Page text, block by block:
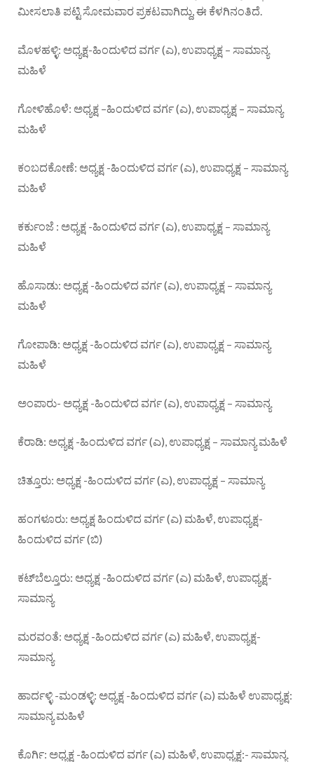
ಮೀಸಲಾತಿ ಪಟ್ಟಿ ಸೋಮವಾರ ಪ್ರಕಟವಾಗಿದ್ದು, ಈ ಕೆಳಗಿನಂತಿದೆ.
ಮೊಳಹಳ್ಳಿ: ಅಧ್ಯಕ್ಷ-ಹಿಂದುಳಿದ ವರ್ಗ (ಎ), ಉಪಾಧ್ಯಕ್ಷ – ಸಾಮಾನ್ಯ
ಮಹಿಳೆ
ಗೋಳಿಹೊಳೆ: ಅಧ್ಯಕ್ಷ –ಹಿಂದುಳಿದ ವರ್ಗ (ಎ), ಉಪಾಧ್ಯಕ್ಷ – ಸಾಮಾನ್ಯ
ಮಹಿಳೆ
ಕಂಬದಕೋಣೆ: ಅಧ್ಯಕ್ಷ -ಹಿಂದುಳಿದ ವರ್ಗ (ಎ), ಉಪಾಧ್ಯಕ್ಷ – ಸಾಮಾನ್ಯ
ಮಹಿಳೆ
ಕರ್ಕುಂಜೆ : ಅಧ್ಯಕ್ಷ -ಹಿಂದುಳಿದ ವರ್ಗ (ಎ), ಉಪಾಧ್ಯಕ್ಷ – ಸಾಮಾನ್ಯ
ಮಹಿಳೆ
ಹೊಸಾಡು: ಅಧ್ಯಕ್ಷ -ಹಿಂದುಳಿದ ವರ್ಗ (ಎ), ಉಪಾಧ್ಯಕ್ಷ – ಸಾಮಾನ್ಯ
ಮಹಿಳೆ
ಗೋಪಾಡಿ: ಅಧ್ಯಕ್ಷ -ಹಿಂದುಳಿದ ವರ್ಗ (ಎ), ಉಪಾಧ್ಯಕ್ಷ – ಸಾಮಾನ್ಯ
ಮಹಿಳೆ
ಅಂಪಾರು- ಅಧ್ಯಕ್ಷ -ಹಿಂದುಳಿದ ವರ್ಗ (ಎ), ಉಪಾಧ್ಯಕ್ಷ – ಸಾಮಾನ್ಯ
ಕೆರಾಡಿ: ಅಧ್ಯಕ್ಷ -ಹಿಂದುಳಿದ ವರ್ಗ (ಎ), ಉಪಾಧ್ಯಕ್ಷ – ಸಾಮಾನ್ಯ ಮಹಿಳೆ
ಚಿತ್ತೂರು: ಅಧ್ಯಕ್ಷ -ಹಿಂದುಳಿದ ವರ್ಗ (ಎ), ಉಪಾಧ್ಯಕ್ಷ – ಸಾಮಾನ್ಯ
ಹಂಗಳೂರು: ಅಧ್ಯಕ್ಷ ಹಿಂದುಳಿದ ವರ್ಗ (ಎ) ಮಹಿಳೆ, ಉಪಾಧ್ಯಕ್ಷ-
ಹಿಂದುಳಿದ ವರ್ಗ (ಬಿ)
ಕಟ್‌ಬೆಲ್ತೂರು: ಅಧ್ಯಕ್ಷ -ಹಿಂದುಳಿದ ವರ್ಗ (ಎ) ಮಹಿಳೆ, ಉಪಾಧ್ಯಕ್ಷ-
ಸಾಮಾನ್ಯ
ಮರವಂತೆ: ಅಧ್ಯಕ್ಷ -ಹಿಂದುಳಿದ ವರ್ಗ (ಎ) ಮಹಿಳೆ, ಉಪಾಧ್ಯಕ್ಷ-
ಸಾಮಾನ್ಯ
ಹಾರ್ದಳ್ಳಿ -ಮಂಡಳ್ಳಿ: ಅಧ್ಯಕ್ಷ -ಹಿಂದುಳಿದ ವರ್ಗ (ಎ) ಮಹಿಳೆ ಉಪಾಧ್ಯಕ್ಷ:
ಸಾಮಾನ್ಯ ಮಹಿಳೆ
ಕೊರ್ಗಿ: ಅಧ್ಯಕ್ಷ -ಹಿಂದುಳಿದ ವರ್ಗ (ಎ) ಮಹಿಳೆ, ಉಪಾಧ್ಯಕ್ಷ:- ಸಾಮಾನ್ಯ